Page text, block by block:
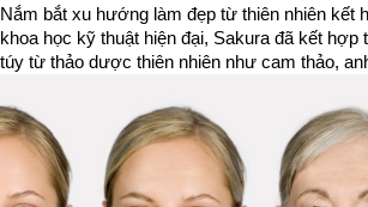
Nắm bắt xu hướng làm đẹp từ thiên nhiên kết
khoa học kỹ thuật hiện đại, Sakura đã kết hợp
túy từ thảo dược thiên nhiên như cam thảo,